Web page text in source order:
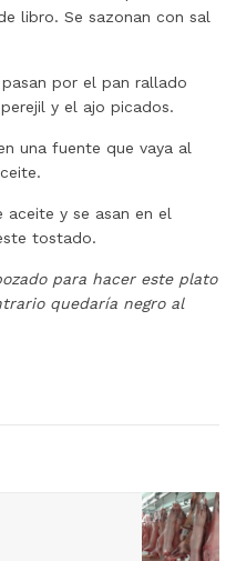
libro. Se sazonan con sal
por el pan rallado
y el ajo picados.
una fuente que vaya al
aceite y se asan en el
tostado.
para hacer este plato
quedaría negro al